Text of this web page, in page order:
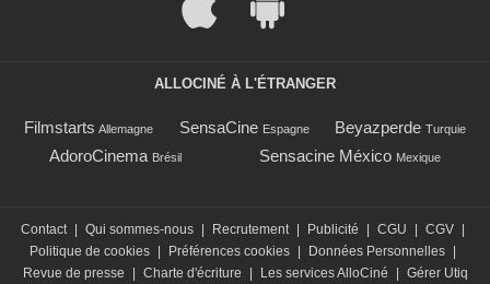
ALLOCINÉ À L'ÉTRANGER
Filmstarts Allemagne SensaCine Espagne Beyazperde Turquie
AdoroCinema Brésil Sensacine México Mexique
Contact Qui sommes-nous Recrutement Publicité CGU CGV
Politique de cookies
Préférences cookies Données Personnelles
Revue de presse
Charte d'écriture Les services AlloCiné Gérer Utiq